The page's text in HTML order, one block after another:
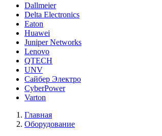
Dallmeier
Delta Electronics
Eaton
Huawei
Juniper Networks
Lenovo
QTECH
UNV
Сайбер Электро
CyberPower
Varton
Главная
Оборудование